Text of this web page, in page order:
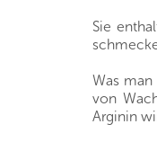
Sie
Was
von
Arginin